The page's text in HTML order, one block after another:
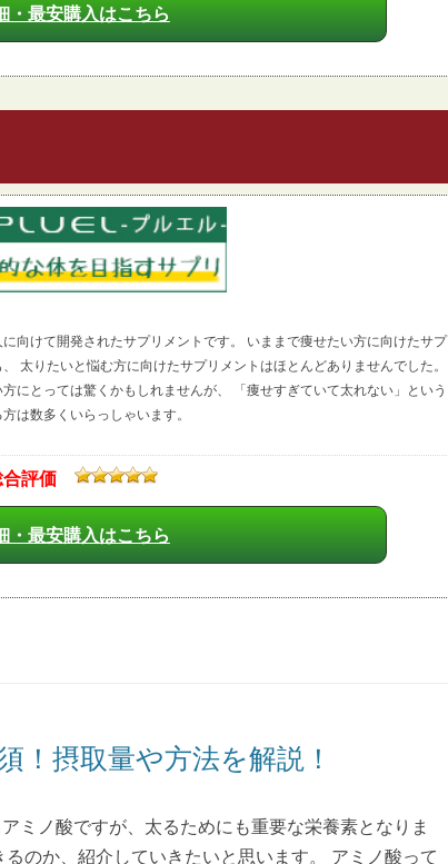
・最安購入はこちら
向けて開発されたサプリメントです。 いままで痩せたい方に向けたサプ
太りたいと悩む方に向けたサプリメントはほとんどありませんでした。
にとっては驚くかもしれませんが、 「痩せすぎていて太れない」という
は数多くいらっしゃいます。
評価
・最安購入はこちら
！摂取量や方法を解説！
ミノ酸ですが、太るためにも重要な栄養素となりま
のか、紹介していきたいと思います。 アミノ酸って